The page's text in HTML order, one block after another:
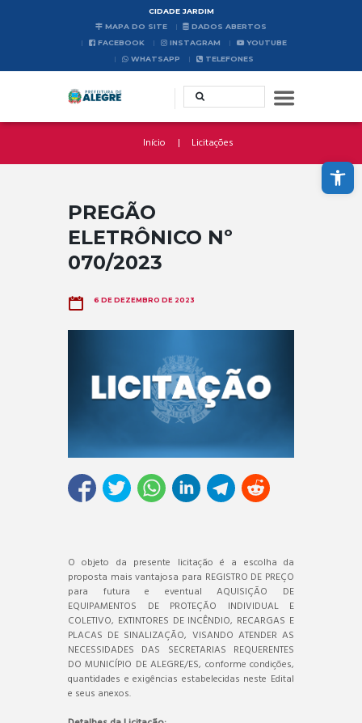
Abrir a barra de ferramentas
CIDADE JARDIM
MAPA DO SITE
DADOS ABERTOS
FACEBOOK
INSTAGRAM
YOUTUBE
WHATSAPP
TELEFONES
Início Licitações
PREGÃO
ELETRÔNICO Nº
070/2023
6 DE DEZEMBRO DE 2023
O objeto da presente licitação é a escolha da
proposta mais vantajosa para REGISTRO DE PREÇO
para futura e eventual AQUISIÇÃO DE
EQUIPAMENTOS DE PROTEÇÃO INDIVIDUAL E
COLETIVO, EXTINTORES DE INCÊNDIO, RECARGAS E
PLACAS DE SINALIZAÇÃO, VISANDO ATENDER AS
NECESSIDADES DAS SECRETARIAS REQUERENTES
DO MUNICÍPIO DE ALEGRE/ES, conforme condições,
quantidades e exigências estabelecidas neste Edital
e seus anexos.